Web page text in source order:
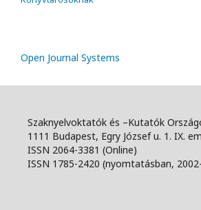
Open Journal Systems
Szaknyelvoktatók és –Kutatók
1111 Budapest, Egry József u. 1. IX.
ISSN 2064-3381 (Online)
ISSN 1785-2420 (nyomtatásban,